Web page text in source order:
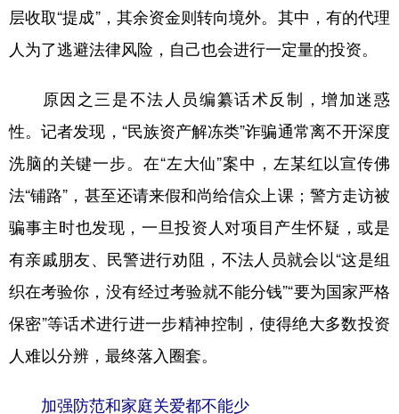
层收取“提成”，其余资金则转向境外。其中，有的代理
人为了逃避法律风险，自己也会进行一定量的投资。
原因之三是不法人员编纂话术反制，增加迷惑
性。记者发现，“民族资产解冻类”诈骗通常离不开深度
洗脑的关键一步。在“左大仙”案中，左某红以宣传佛
法“铺路”，甚至还请来假和尚给信众上课；警方走访被
骗事主时也发现，一旦投资人对项目产生怀疑，或是
有亲戚朋友、民警进行劝阻，不法人员就会以“这是组
织在考验你，没有经过考验就不能分钱”“要为国家严格
保密”等话术进行进一步精神控制，使得绝大多数投资
人难以分辨，最终落入圈套。
加强防范和家庭关爱都不能少